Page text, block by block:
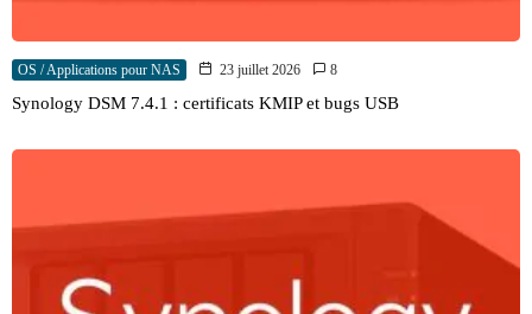
OS / Applications pour NAS 23 juillet 2026 8
Synology DSM 7.4.1 : certificats KMIP et bugs USB